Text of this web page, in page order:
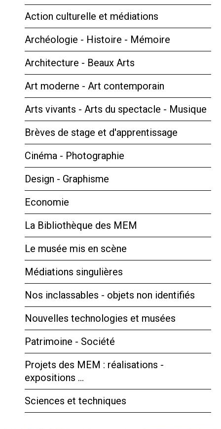
Action culturelle et médiations
Archéologie - Histoire - Mémoire
Architecture - Beaux Arts
Art moderne - Art contemporain
Arts vivants - Arts du spectacle - Musique
Brèves de stage et d'apprentissage
Cinéma - Photographie
Design - Graphisme
Economie
La Bibliothèque des MEM
Le musée mis en scène
Médiations singulières
Nos inclassables - objets non identifiés
Nouvelles technologies et musées
Patrimoine - Société
Projets des MEM : réalisations -
expositions …
Sciences et techniques